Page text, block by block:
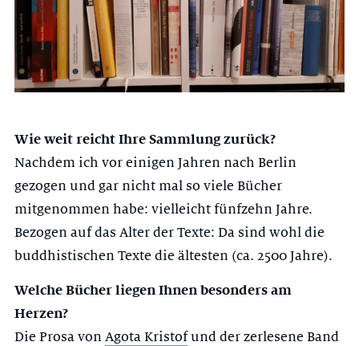
Wie weit reicht Ihre Sammlung zurück?
Nachdem ich vor einigen Jahren nach Berlin
gezogen und gar nicht mal so viele Bücher
mitgenommen habe: vielleicht fünfzehn Jahre.
Bezogen auf das Alter der Texte: Da sind wohl die
buddhistischen Texte die ältesten (ca. 2500 Jahre).
Welche Bücher liegen Ihnen besonders am
Herzen?
Die Prosa vonAgota Kristofund der zerlesene Band